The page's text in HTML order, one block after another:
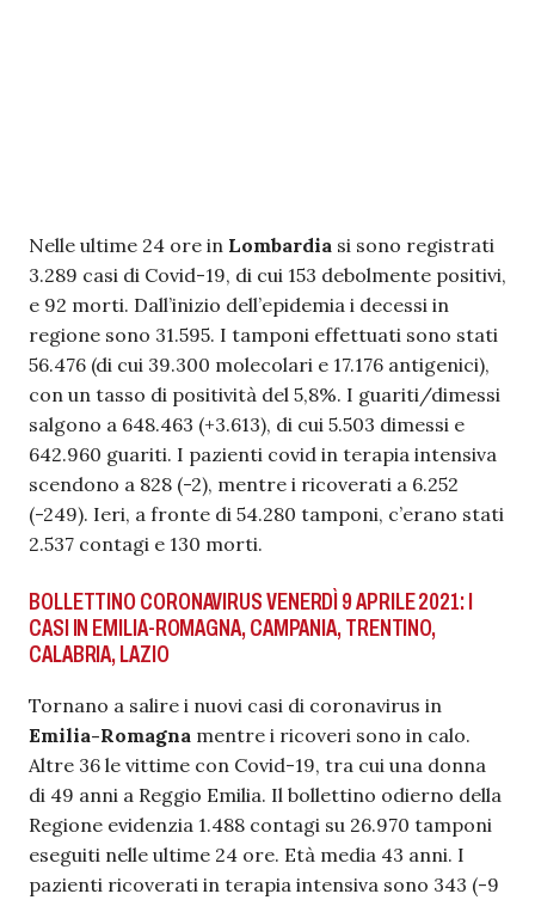
Nelle ultime 24 ore in Lombardia si sono registrati
3.289 casi di Covid-19, di cui 153 debolmente positivi,
e 92 morti. Dall’inizio dell’epidemia i decessi in
regione sono 31.595. I tamponi effettuati sono stati
56.476 (di cui 39.300 molecolari e 17.176 antigenici),
con un tasso di positività del 5,8%. I guariti/dimessi
salgono a 648.463 (+3.613), di cui 5.503 dimessi e
642.960 guariti. I pazienti covid in terapia intensiva
scendono a 828 (-2), mentre i ricoverati a 6.252
(-249). Ieri, a fronte di 54.280 tamponi, c’erano stati
2.537 contagi e 130 morti.
BOLLETTINO CORONAVIRUS VENERDÌ 9 APRILE 2021: I
CASI IN EMILIA-ROMAGNA, CAMPANIA, TRENTINO,
CALABRIA, LAZIO
Tornano a salire i nuovi casi di coronavirus in
Emilia-Romagna mentre i ricoveri sono in calo.
Altre 36 le vittime con Covid-19, tra cui una donna
di 49 anni a Reggio Emilia. Il bollettino odierno della
Regione evidenzia 1.488 contagi su 26.970 tamponi
eseguiti nelle ultime 24 ore. Età media 43 anni. I
pazienti ricoverati in terapia intensiva sono 343 (-9